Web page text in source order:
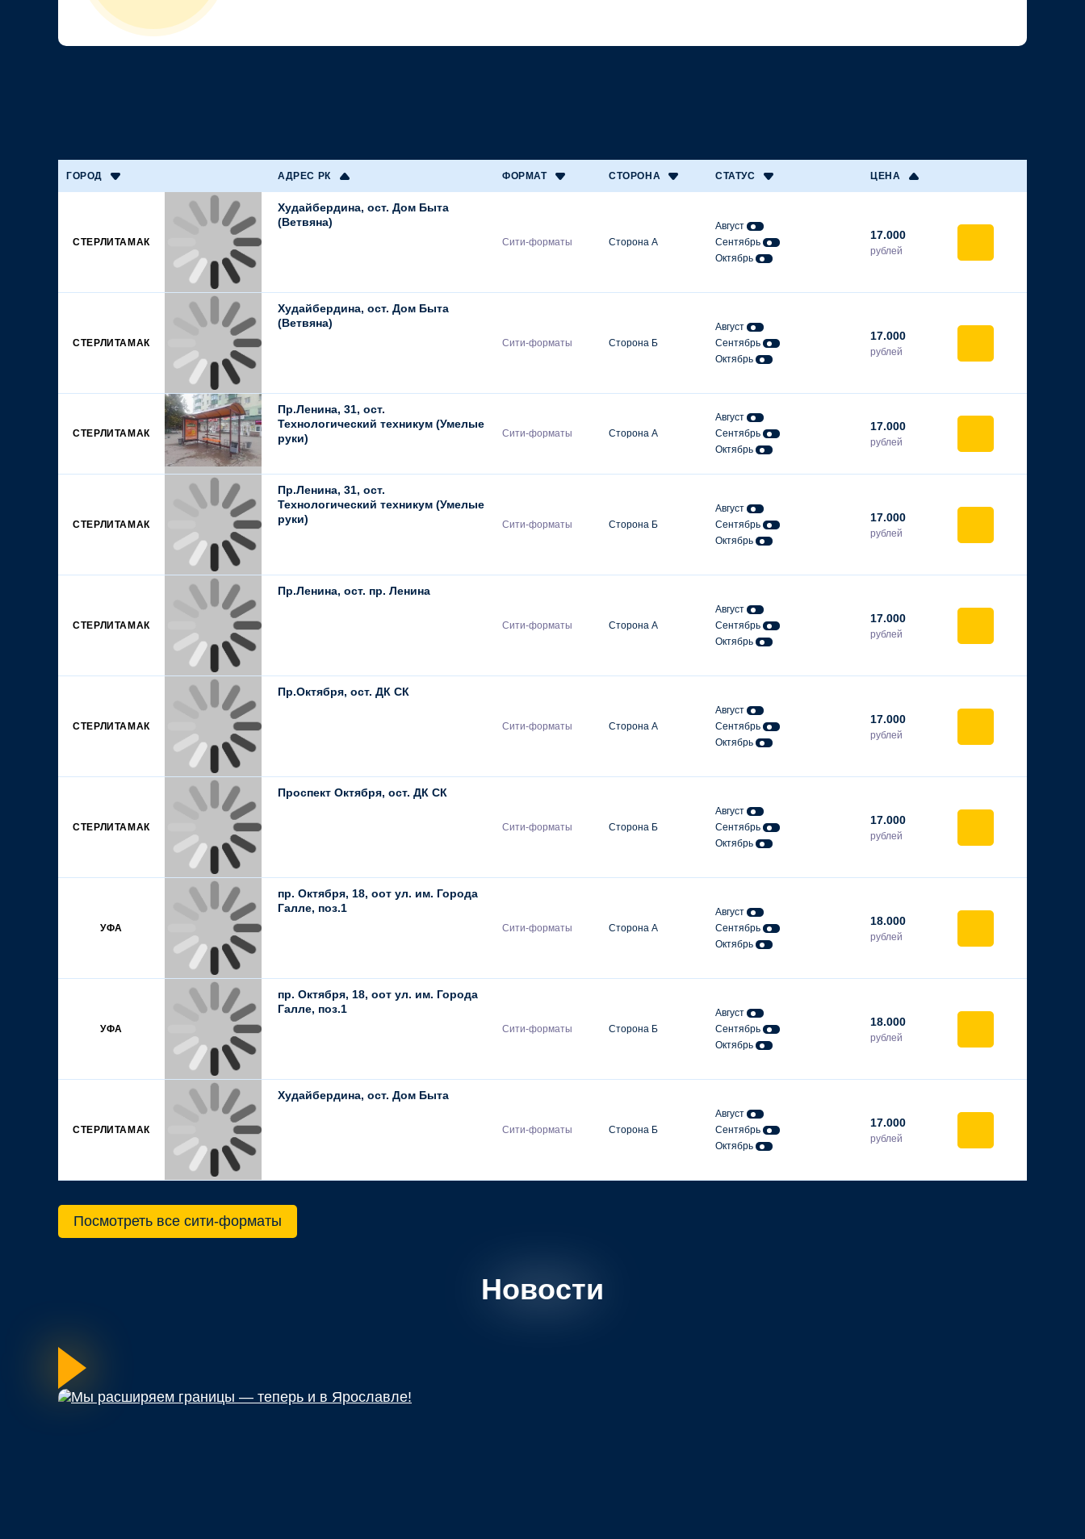
ГОРОД АДРЕС РК ФОРМАТ СТОРОНА СТАТУС ЦЕНА
СТЕРЛИТАМАК
Худайбердина, ост. Дом Быта
(Ветвяна)
Сити-форматы Сторона А
Август
Сентябрь
Октябрь
17.000
рублей
СТЕРЛИТАМАК
Худайбердина, ост. Дом Быта
(Ветвяна)
Сити-форматы Сторона Б
Август
Сентябрь
Октябрь
17.000
рублей
СТЕРЛИТАМАК
Пр.Ленина, 31, ост.
Технологический техникум (Умелые
руки)
Сити-форматы Сторона А
Август
Сентябрь
Октябрь
17.000
рублей
СТЕРЛИТАМАК
Пр.Ленина, 31, ост.
Технологический техникум (Умелые
руки)
Сити-форматы Сторона Б
Август
Сентябрь
Октябрь
17.000
рублей
СТЕРЛИТАМАК
Пр.Ленина, ост. пр. Ленина
Сити-форматы Сторона А
Август
Сентябрь
Октябрь
17.000
рублей
СТЕРЛИТАМАК
Пр.Октября, ост. ДК СК
Сити-форматы Сторона А
Август
Сентябрь
Октябрь
17.000
рублей
СТЕРЛИТАМАК
Проспект Октября, ост. ДК СК
Сити-форматы Сторона Б
Август
Сентябрь
Октябрь
17.000
рублей
УФА
пр. Октября, 18, оот ул. им. Города
Галле, поз.1
Сити-форматы Сторона А
Август
Сентябрь
Октябрь
18.000
рублей
УФА
пр. Октября, 18, оот ул. им. Города
Галле, поз.1
Сити-форматы Сторона Б
Август
Сентябрь
Октябрь
18.000
рублей
СТЕРЛИТАМАК
Худайбердина, ост. Дом Быта
Сити-форматы Сторона Б
Август
Сентябрь
Октябрь
17.000
рублей
Посмотреть все сити-форматы
Новости